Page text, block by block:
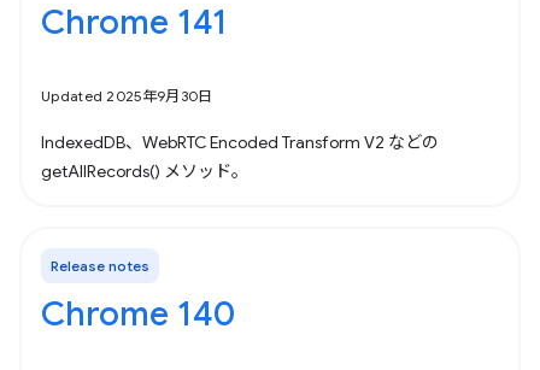
Chrome 141
Updated 2025年9月30日
IndexedDB、WebRTC Encoded Transform V2 などの
getAllRecords() メソッド。
Release notes
Chrome 140